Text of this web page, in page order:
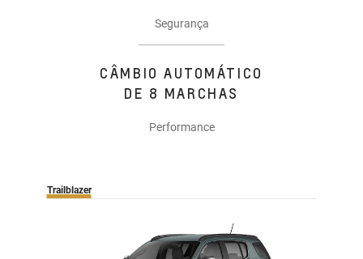
Segurança
CÂMBIO AUTOMÁTICO
DE 8 MARCHAS
Performance
Trailblazer